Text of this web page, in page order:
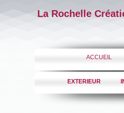
La Rochelle
ACCUEIL
EXTERIEUR